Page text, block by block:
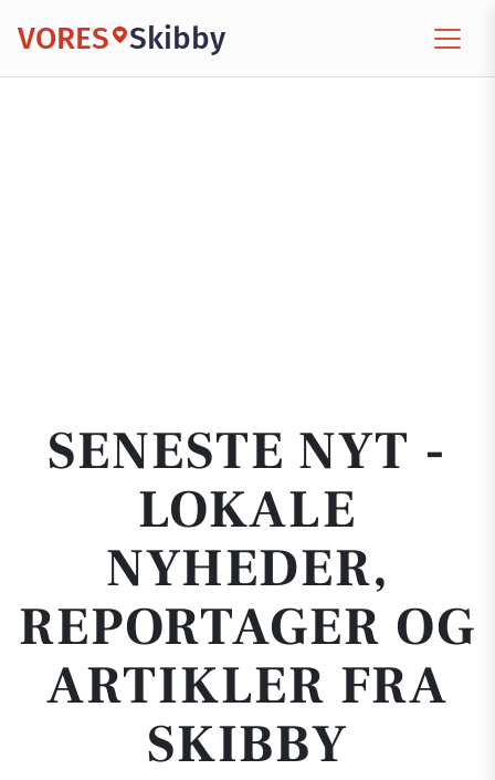
VORES Skibby
SENESTE NYT -
LOKALE
NYHEDER,
REPORTAGER OG
ARTIKLER FRA
SKIBBY